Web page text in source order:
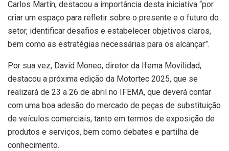
Carlos Martín, destacou a importância desta iniciativa “por
criar um espaço para refletir sobre o presente e o futuro do
setor, identificar desafios e estabelecer objetivos claros,
bem como as estratégias necessárias para os alcançar”.
Por sua vez, David Moneo, diretor da Ifema Movilidad,
destacou a próxima edição da Motortec 2025, que se
realizará de 23 a 26 de abril no IFEMA, que deverá contar
com uma boa adesão do mercado de peças de substituição
de veículos comerciais, tanto em termos de exposição de
produtos e serviços, bem como debates e partilha de
conhecimento.